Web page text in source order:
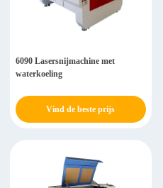
6090 Lasersnijmachine met
waterkoeling
Vind de beste prijs